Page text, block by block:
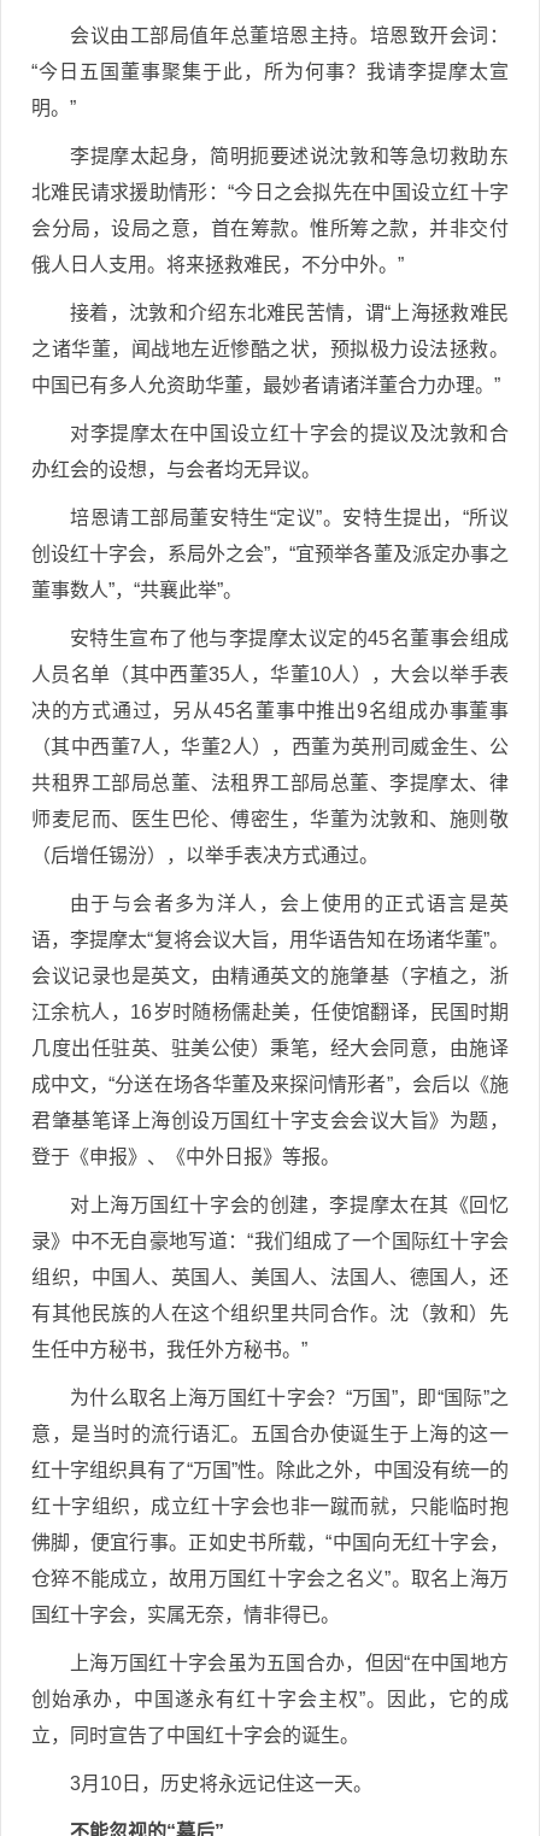
会议由工部局值年总董培恩主持。培恩致开会词：
“今日五国董事聚集于此，所为何事？我请李提摩太宣
明。”
李提摩太起身，简明扼要述说沈敦和等急切救助东
北难民请求援助情形：“今日之会拟先在中国设立红十字
会分局，设局之意，首在筹款。惟所筹之款，并非交付
俄人日人支用。将来拯救难民，不分中外。”
接着，沈敦和介绍东北难民苦情，谓“上海拯救难民
之诸华董，闻战地左近惨酷之状，预拟极力设法拯救。
中国已有多人允资助华董，最妙者请诸洋董合力办理。”
对李提摩太在中国设立红十字会的提议及沈敦和合
办红会的设想，与会者均无异议。
培恩请工部局董安特生“定议”。安特生提出，“所议
创设红十字会，系局外之会”，“宜预举各董及派定办事之
董事数人”，“共襄此举”。
安特生宣布了他与李提摩太议定的45名董事会组成
人员名单（其中西董35人，华董10人），大会以举手表
决的方式通过，另从45名董事中推出9名组成办事董事
（其中西董7人，华董2人），西董为英刑司威金生、公
共租界工部局总董、法租界工部局总董、李提摩太、律
师麦尼而、医生巴伦、傅密生，华董为沈敦和、施则敬
（后增任锡汾），以举手表决方式通过。
由于与会者多为洋人，会上使用的正式语言是英
语，李提摩太“复将会议大旨，用华语告知在场诸华董”。
会议记录也是英文，由精通英文的施肇基（字植之，浙
江余杭人，16岁时随杨儒赴美，任使馆翻译，民国时期
几度出任驻英、驻美公使）秉笔，经大会同意，由施译
成中文，“分送在场各华董及来探问情形者”，会后以《施
君肇基笔译上海创设万国红十字支会会议大旨》为题，
登于《申报》、《中外日报》等报。
对上海万国红十字会的创建，李提摩太在其《回忆
录》中不无自豪地写道：“我们组成了一个国际红十字会
组织，中国人、英国人、美国人、法国人、德国人，还
有其他民族的人在这个组织里共同合作。沈（敦和）先
生任中方秘书，我任外方秘书。”
为什么取名上海万国红十字会？“万国”，即“国际”之
意，是当时的流行语汇。五国合办使诞生于上海的这一
红十字组织具有了“万国”性。除此之外，中国没有统一的
红十字组织，成立红十字会也非一蹴而就，只能临时抱
佛脚，便宜行事。正如史书所载，“中国向无红十字会，
仓猝不能成立，故用万国红十字会之名义”。取名上海万
国红十字会，实属无奈，情非得已。
上海万国红十字会虽为五国合办，但因“在中国地方
创始承办，中国遂永有红十字会主权”。因此，它的成
立，同时宣告了中国红十字会的诞生。
3月10日，历史将永远记住这一天。